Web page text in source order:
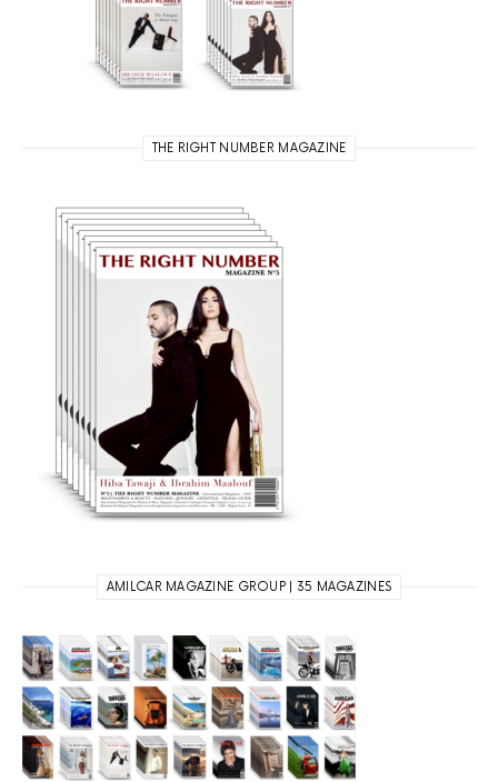
THE RIGHT NUMBER MAGAZINE
AMILCAR MAGAZINE GROUP | 35 MAGAZINES